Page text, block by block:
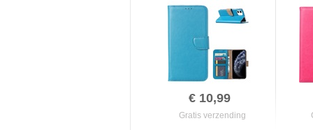
€ 10,99
Gratis verzending